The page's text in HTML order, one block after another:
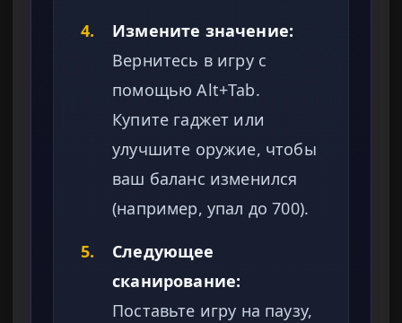
4.
Измените значение:
Вернитесь в игру с
помощью Alt+Tab.
Купите гаджет или
улучшите оружие, чтобы
ваш баланс изменился
(например, упал до 700).
5.
Следующее
сканирование:
Поставьте игру на паузу,